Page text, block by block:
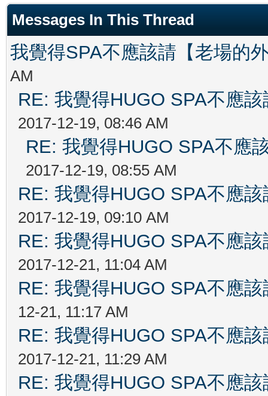
Messages In This Thread
我覺得SPA不應該請【老場的
AM
RE: 我覺得HUGO SPA不應
2017-12-19, 08:46 AM
RE: 我覺得HUGO SPA不應
2017-12-19, 08:55 AM
RE: 我覺得HUGO SPA不應
2017-12-19, 09:10 AM
RE: 我覺得HUGO SPA不應
2017-12-21, 11:04 AM
RE: 我覺得HUGO SPA不應
12-21, 11:17 AM
RE: 我覺得HUGO SPA不應
2017-12-21, 11:29 AM
RE: 我覺得HUGO SPA不應